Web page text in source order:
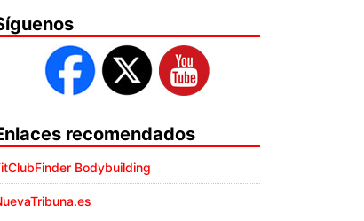
recomendados
Bodybuilding